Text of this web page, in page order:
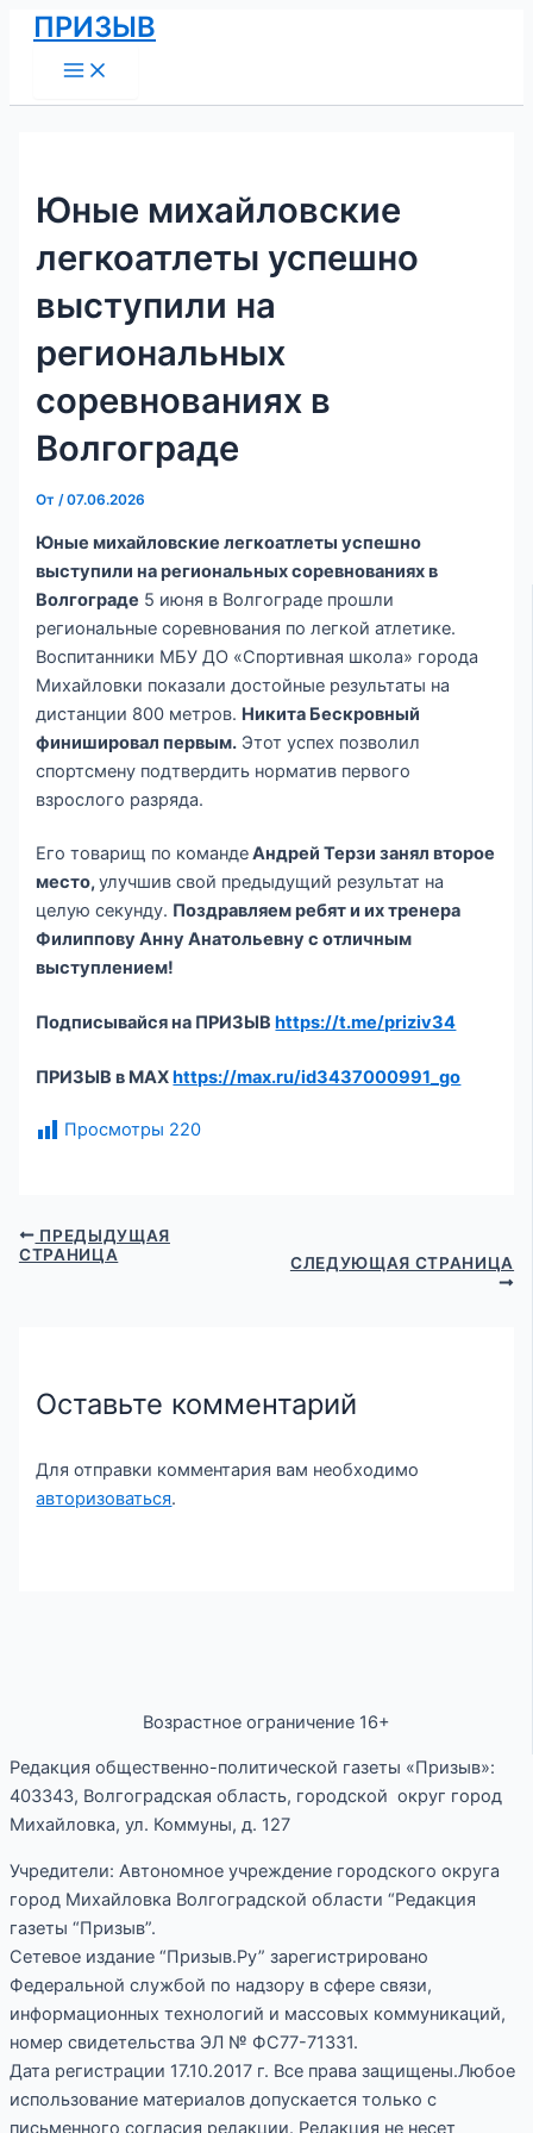
Перейти
содержимому
ПРИЗЫВ
Menu
Юные михайловские
легкоатлеты успешно
выступили на
региональных
соревнованиях в
Волгограде
От/07.06.2026
Юные михайловские легкоатлеты успешно
выступили на региональных соревнованиях в
Волгограде 5 июня в Волгограде прошли
региональные соревнования по легкой атлетике.
Воспитанники МБУ ДО «Спортивная школа» города
Михайловки показали достойные результаты на
дистанции 800 метров. Никита Бескровный
финишировал первым. Этот успех позволил
спортсмену подтвердить норматив первого
взрослого разряда.
Его товарищ по командеАндрей Терзи занял второе
место,улучшив свой предыдущий результат на
целую секунду. Поздравляем ребят и их тренера
Филиппову Анну Анатольевну с отличным
выступлением!
Подписывайся на ПРИЗЫВhttps://t.me/priziv34
ПРИЗЫВ в МАХhttps://max.ru/id3437000991_go
Просмотры 220
Навигация
по
записям
ПРЕДЫДУЩАЯ
СТРАНИЦА
СЛЕДУЮЩАЯ СТРАНИЦА
Оставьте комментарий
Для отправки комментария вам необходимо
авторизоваться.
Возрастное ограничение 16+
Редакция общественно-политической газеты «Призыв»:
403343, Волгоградская область, городской округ город
Михайловка, ул. Коммуны, д. 127
Учредители: Автономное учреждение городского округа
город Михайловка Волгоградской области “Редакция
газеты “Призыв”.
Сетевое издание “Призыв.Ру” зарегистрировано
Федеральной службой по надзору в сфере связи,
информационных технологий и массовых коммуникаций,
номер свидетельства ЭЛ № ФС77-71331.
Дата регистрации 17.10.2017 г. Все права защищены.Любое
использование материалов допускается только с
письменного согласия редакции. Редакция не несет